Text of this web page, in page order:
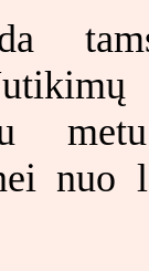
nuo